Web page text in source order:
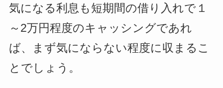
気になる利息も短期間の借り入れで１
～2万円程度のキャッシングであれ
ば、まず気にならない程度に収まるこ
とでしょう。